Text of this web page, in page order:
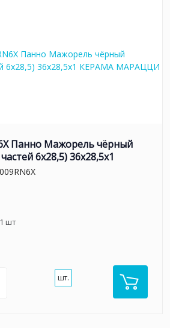
Панно Мажорель чёрный
6х28,5) 36x28,5x1
1 шт
шт.